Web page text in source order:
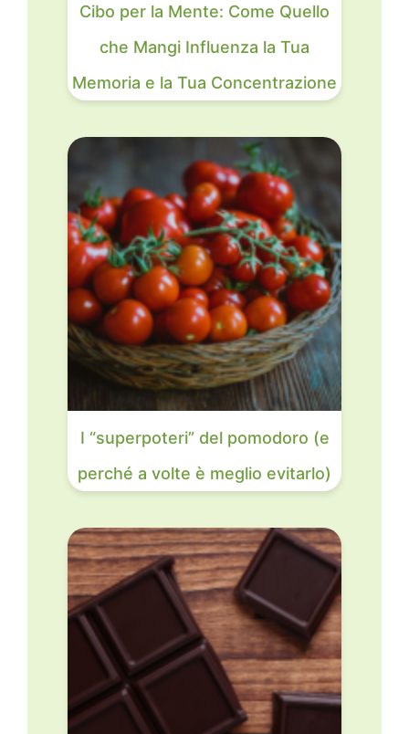
Cibo per la Mente: Come Quello
che Mangi Influenza la Tua
Memoria e la Tua Concentrazione
I “superpoteri” del pomodoro (e
perché a volte è meglio evitarlo)